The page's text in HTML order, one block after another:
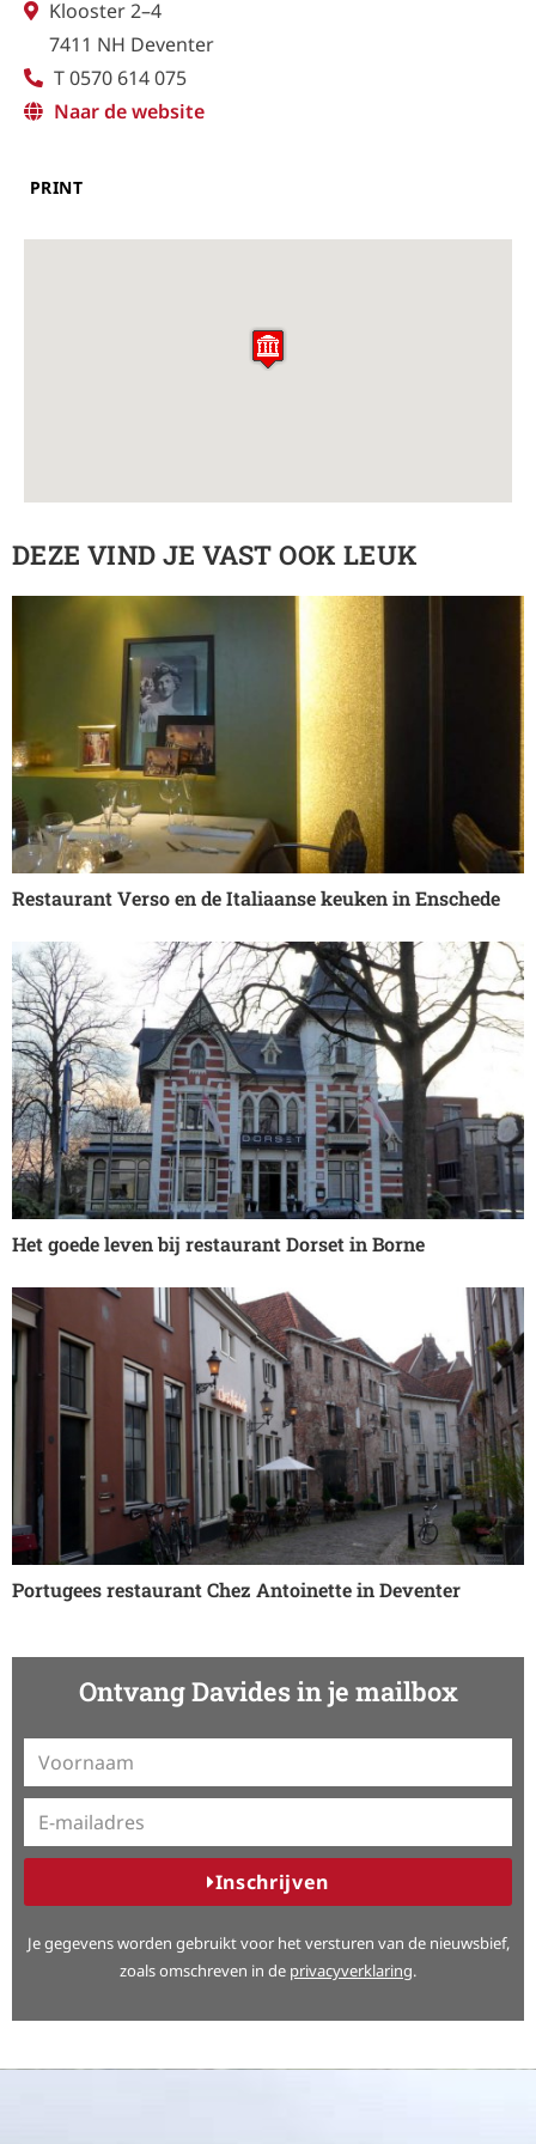
Klooster 2–4
7411 NH Deventer
T 0570 614 075
Naar de website
PRINT
DEZE VIND JE VAST OOK LEUK
Restaurant Verso en de Italiaanse keuken in Enschede
Het goede leven bij restaurant Dorset in Borne
Portugees restaurant Chez Antoinette in Deventer
Ontvang Davides in je mailbox
Inschrijven
l
e
Je gegevens worden gebruikt voor het versturen van de nieuwsbief,
zoals omschreven in de privacyverklaring.